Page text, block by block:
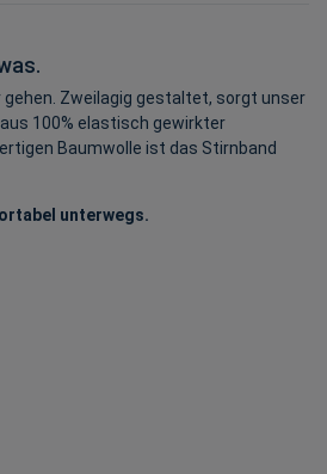
gehen. Zweilagig gestaltet, sorgt unser
100% elastisch gewirkter
Baumwolle ist das Stirnband
unterwegs.